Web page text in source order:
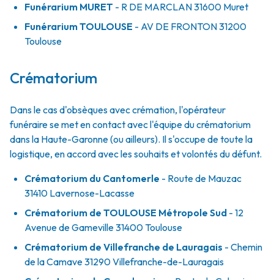
Funérarium MURET - R DE MARCLAN31600 Muret
FunérariumTOULOUSE - AV DE FRONTON31200
Toulouse
Crématorium
Dans le cas d'obsèques avec crémation, l'opérateur
funéraire se met en contact avec l'équipe du crématorium
dans la Haute-Garonne (ou ailleurs). Il s'occupe de toute la
logistique, en accord avec les souhaits et volontés du défunt.
Crématorium du Cantomerle - Route de Mauzac
31410 Lavernose-Lacasse
Crématorium de TOULOUSE Métropole Sud - 12
Avenue de Gameville 31400 Toulouse
Crématorium de Villefranche de Lauragais - Chemin
de la Camave 31290 Villefranche-de-Lauragais